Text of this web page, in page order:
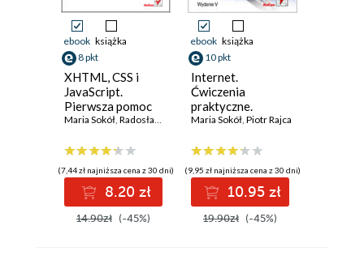
ebook książka
8 pkt
XHTML, CSS i
JavaScript.
Pierwsza pomoc
Maria Sokół Radosław Sokół
(7,44 zł najniższa cena z 30 dni)
8.20 zł
14.90zł (-45%)
ebook książka
10 pkt
Internet.
Ćwiczenia
praktyczne.
Wydanie V
Maria Sokół Piotr Rajca
(9,95 zł najniższa cena z 30 dni)
10.95 zł
19.90zł (-45%)